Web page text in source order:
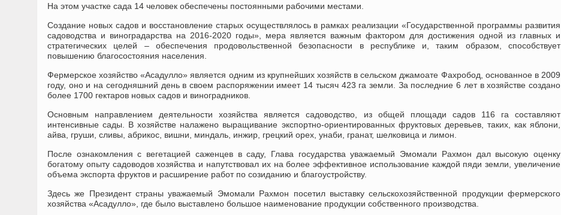
На этом участке сада 14 человек обеспечены постоянными рабочими местами.
Создание новых садов и восстановление старых осуществлялось в рамках реализации «Государственной программы развития
садоводства и виноградарства на 2016-2020 годы», мера является важным фактором для достижения одной из главных и
стратегических целей – обеспечения продовольственной безопасности в республике и, таким образом, способствует
повышению благосостояния населения.
Фермерское хозяйство «Асадулло» является одним из крупнейших хозяйств в сельском джамоате Фахробод, основанное в 2009
году, оно и на сегодняшний день в своем распоряжении имеет 14 тысяч 423 га земли. За последние 6 лет в хозяйстве создано
более 1700 гектаров новых садов и виноградников.
Основным направлением деятельности хозяйства является садоводство, из общей площади садов 116 га составляют
интенсивные сады. В хозяйстве налажено выращивание экспортно-ориентированных фруктовых деревьев, таких, как яблони,
айва, груши, сливы, абрикос, вишни, миндаль, инжир, грецкий орех, унаби, гранат, шелковица и лимон.
После ознакомления с вегетацией саженцев в саду, Глава государства уважаемый Эмомали Рахмон дал высокую оценку
богатому опыту садоводов хозяйства и напутствовал их на более эффективное использование каждой пяди земли, увеличение
объема экспорта фруктов и расширение работ по созиданию и благоустройству.
Здесь же Президент страны уважаемый Эмомали Рахмон посетил выставку сельскохозяйственной продукции фермерского
хозяйства «Асадулло», где было выставлено большое наименование продукции собственного производства.